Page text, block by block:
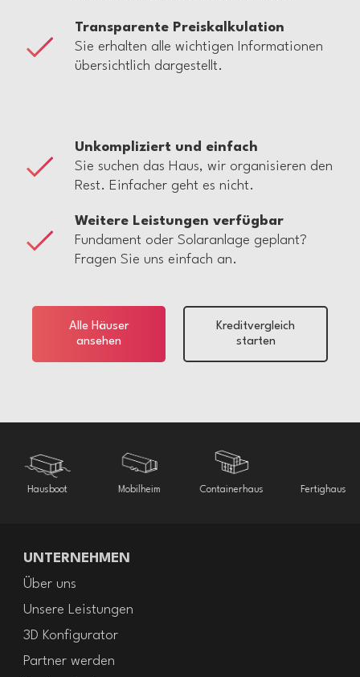
Transparente Preiskalkulation
Sie erhalten alle wichtigen Informationen
übersichtlich dargestellt.
Unkompliziert und einfach
Sie suchen das Haus, wir organisieren den
Rest. Einfacher geht es nicht.
Weitere Leistungen verfügbar
Fundament oder Solaranlage geplant?
Fragen Sie uns einfach an.
Alle Häuser
ansehen
Kreditvergleich
starten
Hausboot Mobilheim Containerhaus Fertighaus
UNTERNEHMEN
Über uns
Unsere Leistungen
3D Konfigurator
Partner werden